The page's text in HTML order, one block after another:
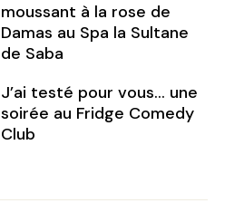
moussant à la rose de
Damas au Spa la Sultane
de Saba
J’ai testé pour vous… une
soirée au Fridge Comedy
Club